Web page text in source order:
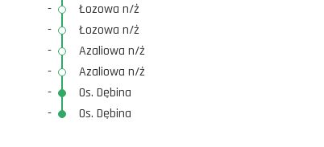
-
Łozowa n/ż
-
Łozowa n/ż
-
Azaliowa n/ż
-
Azaliowa n/ż
-
Os. Dębina
-
Os. Dębina